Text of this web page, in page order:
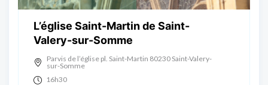
L’église Saint-Martin de Saint-
Valery-sur-Somme
Parvis de l’église pl. Saint-Martin 80230 Saint-Valery-
sur-Somme
16h30